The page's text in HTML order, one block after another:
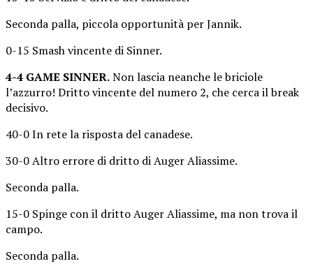
Seconda palla, piccola opportunità per Jannik.
0-15 Smash vincente di Sinner.
4-4 GAME SINNER.Non lascia neanche le briciole
l’azzurro! Dritto vincente del numero 2, che cerca il break
decisivo.
40-0 In rete la risposta del canadese.
30-0 Altro errore di dritto di Auger Aliassime.
Seconda palla.
15-0 Spinge con il dritto Auger Aliassime, ma non trova il
campo.
Seconda palla.